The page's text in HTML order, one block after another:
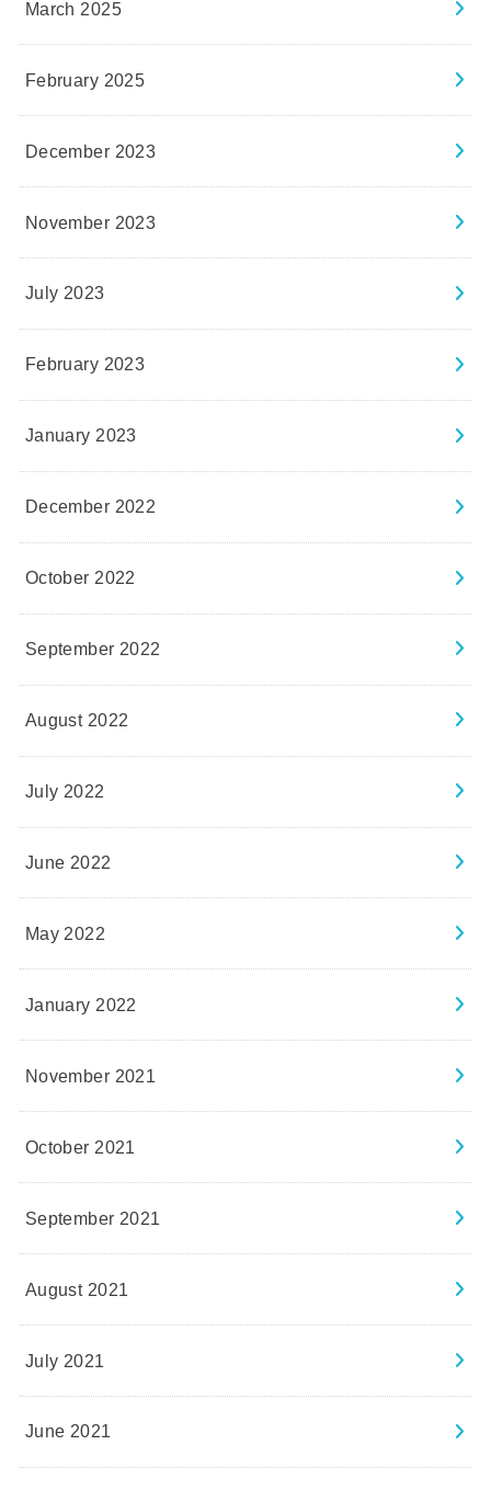
March 2025
February 2025
December 2023
November 2023
July 2023
February 2023
January 2023
December 2022
October 2022
September 2022
August 2022
July 2022
June 2022
May 2022
January 2022
November 2021
October 2021
September 2021
August 2021
July 2021
June 2021